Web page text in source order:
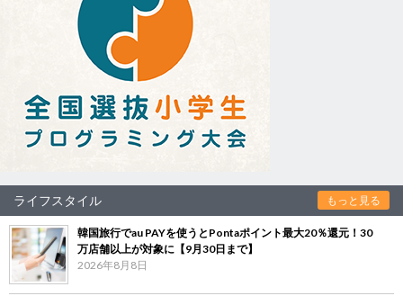
ライフスタイル もっと見る
韓国旅行でau PAYを使うとPontaポイント最大20％還元！30
万店舗以上が対象に【9月30日まで】
2026年8月8日